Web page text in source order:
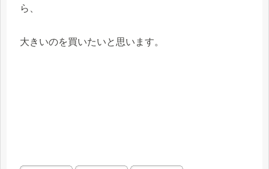
ら、
大きいのを買いたいと思います。